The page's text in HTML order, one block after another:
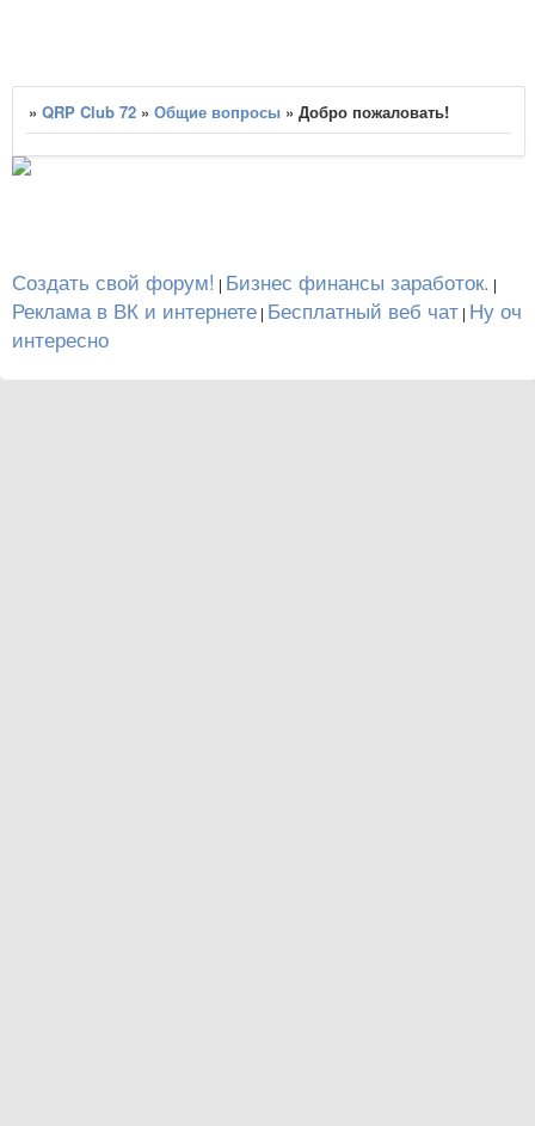
»QRP Club 72 »Общие вопросы »Добро пожаловать!
Создать свой форум! | Бизнес финансы заработок. |
Реклама в ВК и интернете | Бесплатный веб чат | Ну оч
интересно